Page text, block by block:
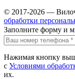
© 2017-2026 —
обработки
Заполните форму и
Нажимая кнопку
с Условиями
их.